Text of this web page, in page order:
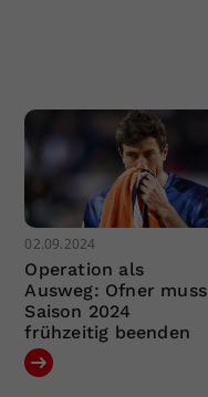
02.09.2024
Operation als
Ausweg: Ofner muss
Saison 2024
frühzeitig beenden